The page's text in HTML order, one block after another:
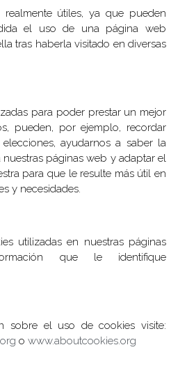
útiles, ya que pueden
el uso de una página web
tras haberla visitado en diversas
para poder prestar un mejor
pueden, por ejemplo, recordar
ayudarnos a saber la
páginas web y adaptar el
para que le resulte más útil en
y necesidades.
utilizadas en nuestras páginas
que le identifique
sobre el uso de cookies visite:
o www.aboutcookies.org